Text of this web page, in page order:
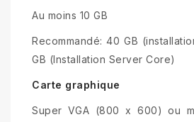
Au moins 10 GB
Recommandé: 40 GB
GB (Installation Server Core)
Carte graphique
Super VGA (800 x 600) ou